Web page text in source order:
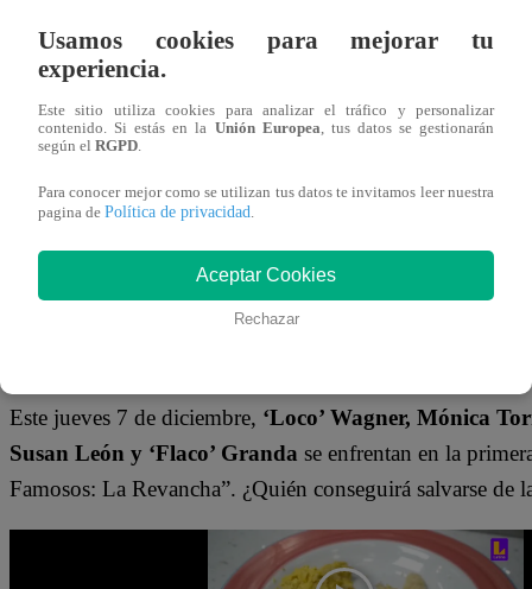
Miguel realizó la preparación de Tortilla de Muy Muy y
platillos recibió elogios por parte del jurado. Cabe
del concurso de cocina. Durante esa competencia,
“Miguelito te hemos extrañado. Me da pena que
Giacomo Bocchio. Por su parte, Nelly se despidió
Finalmente, Masías le reveló que no quería que el actor
otro día. Recién te estamos empezando a querer
Este jueves 7 de diciembre, ‘Loco’ Wagner, Mónica
Susan León y ‘Flaco’ Granda se enfrentan en la
Famosos: La Revancha”. ¿Quién conseguirá salvarse de
Usamos cookies para mejorar tu
experiencia.
Este sitio utiliza cookies para analizar el tráfico y personalizar
contenido. Si estás en la Unión Europea, tus datos se gestionarán
según el RGPD.
Para conocer mejor como se utilizan tus datos te invitamos leer nuestra
pagina de Política de privacidad.
Aceptar Cookies
Rechazar